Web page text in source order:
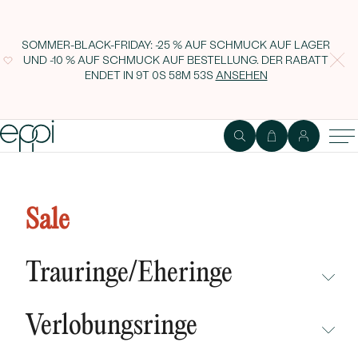
SOMMER-BLACK-FRIDAY: -25 % AUF SCHMUCK AUF LAGER
UND -10 % AUF SCHMUCK AUF BESTELLUNG. DER RABATT
ENDET IN 9T 0S 58M 52S ANSEHEN
Sale
Trauringe/Eheringe
NEUHEITEN
Verlobungsringe
Opal und Diamant Emolyna